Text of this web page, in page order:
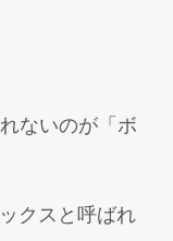
ないのが「ボ
クスと呼ばれ